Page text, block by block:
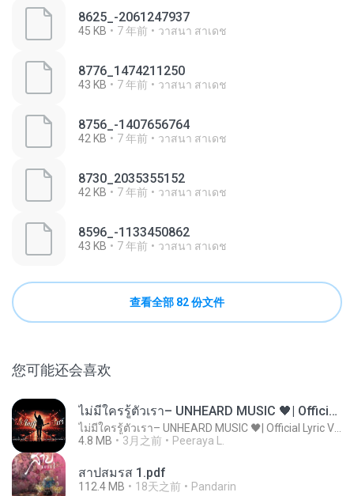
8625_-2061247937
45 KB 7 年前 วาสนา สาเดช
8776_1474211250
43 KB 7 年前 วาสนา สาเดช
8756_-1407656764
42 KB 7 年前 วาสนา สาเดช
8730_2035355152
42 KB 7 年前 วาสนา สาเดช
8596_-1133450862
43 KB 7 年前 วาสนา สาเดช
查看全部 82 份文件
您可能还会喜欢
ไม่มีใครรู้ตัวเรา– UNHEARD MUSIC 🖤| Official Lyric Video | เพลงสู้ชีวิต
4.8 MB
3月之前 Peeraya L.
สาปสมรส 1.pdf
112.4 MB 18天之前 Pandarin